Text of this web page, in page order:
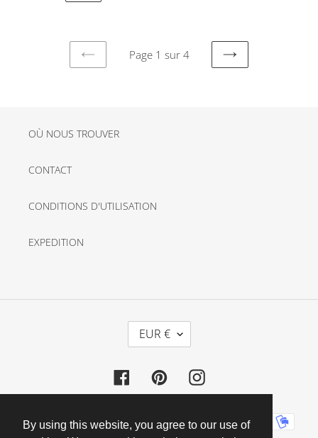
By using this website, you agree to our use of
PAGE
Page 1 sur 4
PAGE
OÙ NOUS TROUVER
CONTACT
CONDITIONS D'UTILISATION
EXPEDITION
E
I
S
EUR €
FacebookPinterestInstagram
de